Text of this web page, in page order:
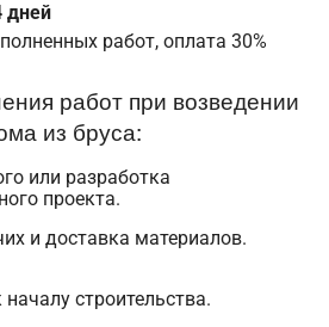
дней
работ, оплата 30%
работ при возведении
из бруса:
или разработка
проекта.
и доставка материалов.
началу строительства.